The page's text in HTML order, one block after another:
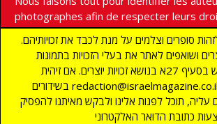
photographes afin de respecter leurs
סופרים וצלמים על מנת לכבד את זכויותיהם.
ושואפים לאתר את בעלי הזכויות בתמונות
המגיעות אלינו כנדרש בסעיף 27א בנושא זכויות יוצרים. אם זיהית
בשידורים redaction@israelmagazine.co.il שלנו תמונה שאתה
עליה, תוכל לפנות אלינו ולבקש מאיתנו להפסיק
כתובת הדואר האלקטרוני